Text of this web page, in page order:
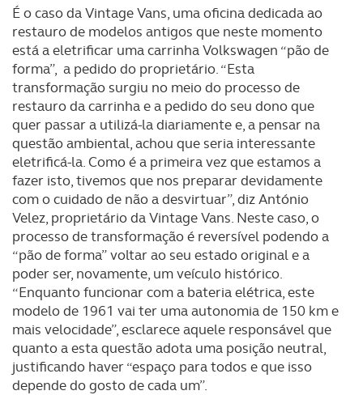
É o caso da Vintage Vans, uma oficina dedicada ao
restauro de modelos antigos que neste momento
está a eletrificar uma carrinha Volkswagen “pão de
forma”, a pedido do proprietário. “Esta
transformação surgiu no meio do processo de
restauro da carrinha e a pedido do seu dono que
quer passar a utilizá-la diariamente e, a pensar na
questão ambiental, achou que seria interessante
eletrificá-la. Como é a primeira vez que estamos a
fazer isto, tivemos que nos preparar devidamente
com o cuidado de não a desvirtuar”, diz António
Velez, proprietário da Vintage Vans. Neste caso, o
processo de transformação é reversível podendo a
“pão de forma” voltar ao seu estado original e a
poder ser, novamente, um veículo histórico.
“Enquanto funcionar com a bateria elétrica, este
modelo de 1961 vai ter uma autonomia de 150 km e
mais velocidade”, esclarece aquele responsável que
quanto a esta questão adota uma posição neutral,
justificando haver “espaço para todos e que isso
depende do gosto de cada um”.